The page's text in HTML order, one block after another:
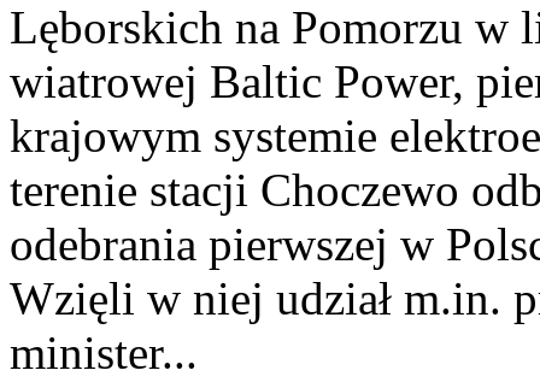
Lęborskich na Pomorzu w
wiatrowej Baltic Power,
krajowym systemie
terenie stacji Choczewo
odebrania pierwszej w
Wzięli w niej udział m.in.
minister...